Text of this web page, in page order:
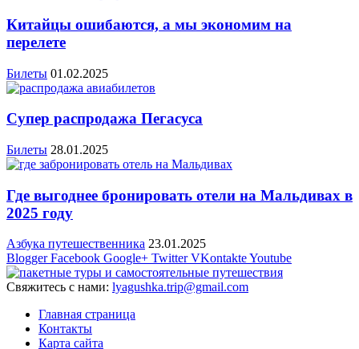
Китайцы ошибаются, а мы экономим на
перелете
Билеты 01.02.2025
Супер распродажа Пегасуса
Билеты 28.01.2025
Где выгоднее бронировать отели на Мальдивах в
2025 году
Азбука путешественника 23.01.2025
Blogger Facebook Google+ Twitter VKontakteYoutube
Свяжитесь с нами: lyagushka.trip@gmail.com
Главная страница
Контакты
Карта сайта